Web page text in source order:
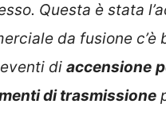
Questa è stata
da fusione
di accensione
di trasmissione